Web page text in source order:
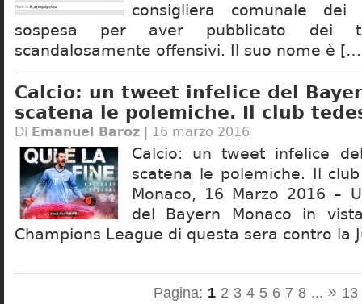
consigliera comunale
sospesa per aver pubblicato dei
scandalosamente offensivi. Il suo nome è
Calcio: un tweet infelice del
scatena le polemiche. Il club
Di Emanuel Baroz | 16 marzo 2016
Calcio: un tweet infelice
scatena le polemiche. Il
Monaco, 16 Marzo 2016 –
del Bayern Monaco in
Champions League di questa sera contro la
Pagina: 1 2 3 4 5 6 7 8 ... » 13